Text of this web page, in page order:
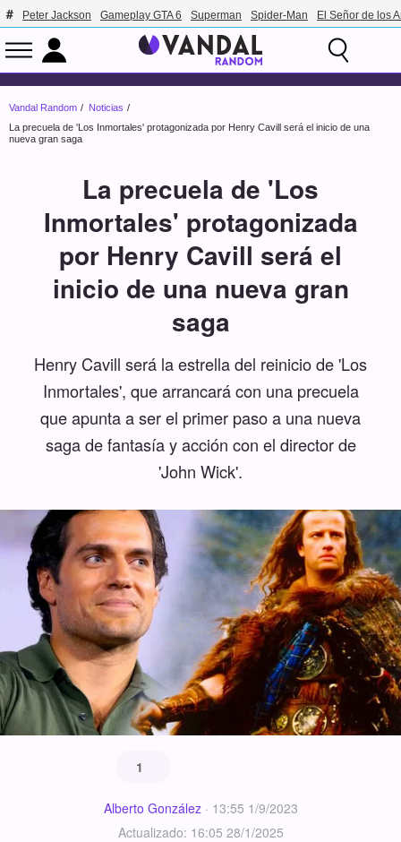
Peter Jackson Gameplay GTA 6 Superman Spider-Man El Señor de los
Vandal Random
Noticias
La precuela de 'Los Inmortales' protagonizada por Henry Cavill será el inicio de una
nueva gran saga
La precuela de 'Los
Inmortales' protagonizada
por Henry Cavill será el
inicio de una nueva gran
saga
Henry Cavill será la estrella del reinicio de 'Los
Inmortales', que arrancará con una precuela
que apunta a ser el primer paso a una nueva
saga de fantasía y acción con el director de
'John Wick'.
1
Alberto González· 13:55 1/9/2023
Actualizado: 16:05 28/1/2025